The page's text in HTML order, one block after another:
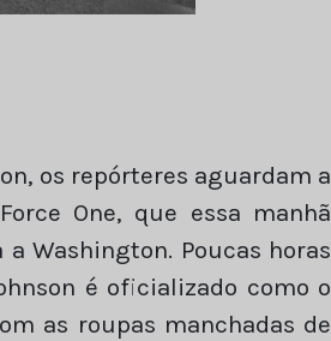
os repórteres aguardam a
One, que essa manhã
Washington. Poucas horas
é oficializado como o
as roupas manchadas de